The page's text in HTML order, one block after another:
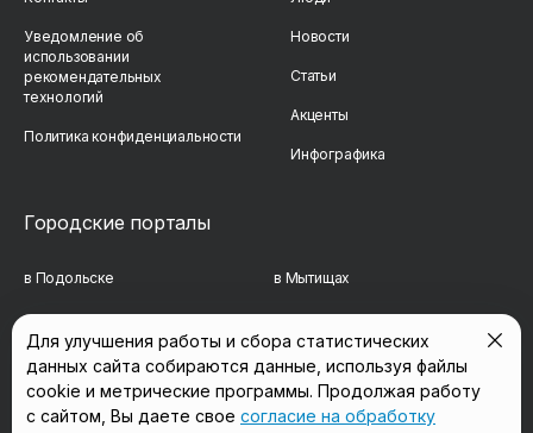
Уведомление об
использовании
рекомендательных
технологий
Политика конфиденциальности
Новости
Статьи
Акценты
Инфографика
Городские порталы
в Подольске в Мытищах
в Сергиевом Посаде в Люберцах
в Красногорске в Королёве
Для улучшения работы и сбора статистических
данных сайта собираются данные, используя файлы
cookie и метрические программы. Продолжая работу
с сайтом, Вы даете свое согласие на обработку